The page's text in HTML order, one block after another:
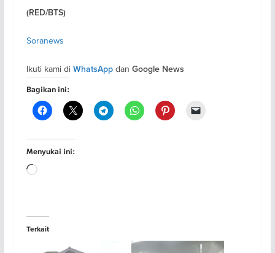
(RED/BTS)
Soranews
Ikuti kami di WhatsAppdan Google News
Bagikan ini:
Menyukai ini:
Memuat...
Terkait